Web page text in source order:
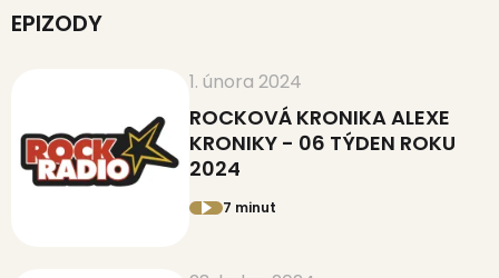
EPIZODY
1. února 2024
ROCKOVÁ KRONIKA ALEXE
KRONIKY - 06 TÝDEN ROKU
2024
7 minut